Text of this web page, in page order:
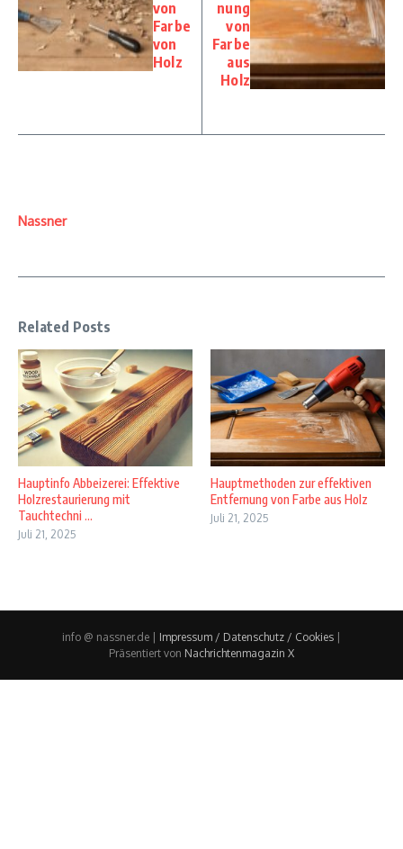
von
Farbe
von
Holz
nung
von
Farbe
aus
Holz
Nassner
Related Posts
Hauptinfo Abbeizerei: Effektive
Holzrestaurierung mit
Tauchtechni ...
Juli 21, 2025
Hauptmethoden zur effektiven
Entfernung von Farbe aus Holz
Juli 21, 2025
info @ nassner.de | Impressum / Datenschutz / Cookies
Präsentiert von Nachrichtenmagazin X